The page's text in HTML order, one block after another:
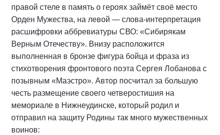
правой стеле в память о героях займёт своё место
Орден Мужества, на левой — слова-интерпретация
расшифровки аббревиатуры СВО: «Сибирякам
Верным Отечеству». Внизу расположится
выполненная в бронзе фигура бойца и фраза из
стихотворения фронтового поэта Сергея Лобанова с
позывным «Маэстро». Автор посчитал за большую
честь размещение своего четверостишия на
мемориале в Нижнеудинске, который родил и
отправил на защиту Родины так много мужественных
воинов: